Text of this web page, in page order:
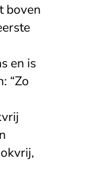
boven
en is
“Zo